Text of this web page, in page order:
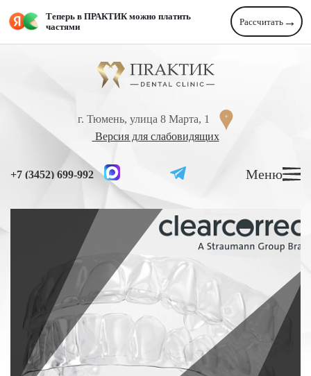
Теперь в ПРАКТИК можно платить
частями
Рассчитать→
г. Тюмень, улица 8 Марта, 1
Версия для слабовидящих
+7 (3452) 699-992 Меню
г. Тюмень, улица 8 Марта, 1
+7 (3452) 699-992
ЦЕНЫ
ЛЕЧЕНИЕ ЗУБОВ
Лечение кариеса
Лечение высокой чувствительности зубов
Лечение зубов за один день
Лечение пульпита и периодонтита
Лечение пародонтита